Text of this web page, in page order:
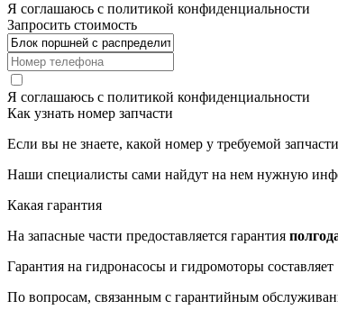
Я соглашаюсь с политикой конфиденциальности
Запросить стоимость
Я соглашаюсь с политикой конфиденциальности
Как узнать номер запчасти
Если вы не знаете, какой номер у требуемой
Наши специалисты сами найдут на нем нужную
Какая гарантия
На запасные части предоставляется гарантия
Гарантия на гидронасосы и гидромоторы составляет
По вопросам, связанным с гарантийным